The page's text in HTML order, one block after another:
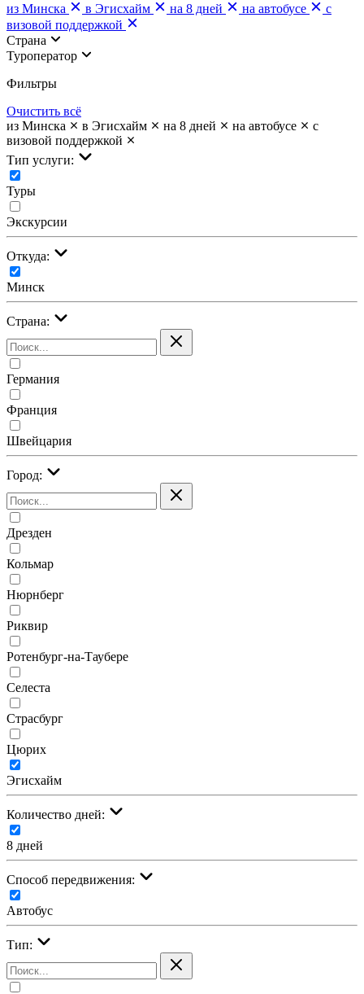
из Минска
в Эгисхайм на 8 дней на автобусе
с
визовой поддержкой
Страна
Туроператор
Фильтры
Очистить всё
из Минска
в Эгисхайм на 8 дней на автобусе
с
визовой поддержкой
Тип услуги:
Туры
Экскурсии
Откуда:
Минск
Страна:
Германия
Франция
Швейцария
Город:
Дрезден
Кольмар
Нюрнберг
Риквир
Ротенбург-на-Таубере
Селеста
Страсбург
Цюрих
Эгисхайм
Количество дней:
8 дней
Cпособ передвижения:
Автобус
Тип: